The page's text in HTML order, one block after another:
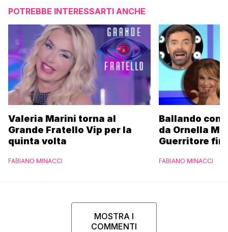
POTREBBE INTERESSARTI ANCHE
Valeria Marini torna al
Grande Fratello Vip per la
quinta volta
FABIANO MINACCI
Ballando con
da Ornella
Guerritore
l’esclusiva di
FABIANO MINACCI
MOSTRA I
COMMENTI